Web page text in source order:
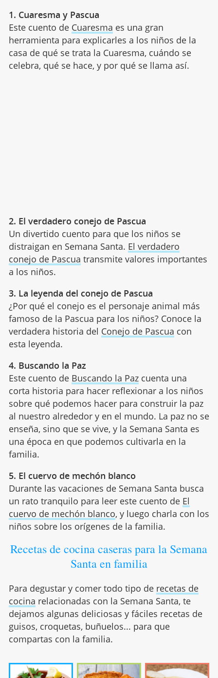
1. Cuaresma y Pascua
Este cuento de Cuaresma es una gran
herramienta para explicarles a los niños de la
casa de qué se trata la Cuaresma, cuándo se
celebra, qué se hace, y por qué se llama así.
2. El verdadero conejo de Pascua
Un divertido cuento para que los niños se
distraigan en Semana Santa. El verdadero
conejo de Pascua transmite valores importantes
a los niños.
3. La leyenda del conejo de Pascua
¿Por qué el conejo es el personaje animal más
famoso de la Pascua para los niños? Conoce la
verdadera historia del Conejo de Pascua con
esta leyenda.
4. Buscando la Paz
Este cuento de Buscando la Pazcuenta una
corta historia para hacer reflexionar a los niños
sobre qué podemos hacer para construir la paz
al nuestro alrededor y en el mundo. La paz no se
enseña, sino que se vive, y la Semana Santa es
una época en que podemos cultivarla en la
familia.
5. El cuervo de mechón blanco
Durante las vacaciones de Semana Santa busca
un rato tranquilo para leer este cuento de El
cuervo de mechón blanco, y luego charla con los
niños sobre los orígenes de la familia.
Recetas de cocina caseras para la Semana
Santa en familia
Para degustar y comer todo tipo de recetas de
cocina relacionadas con la Semana Santa, te
dejamos algunas deliciosas y fáciles recetas de
guisos, croquetas, buñuelos... para que
compartas con la familia.